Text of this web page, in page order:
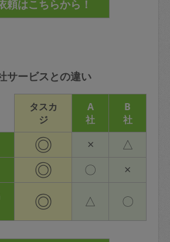
サービスとの違い
タスカ
ジ
A
社
B
社
◎ × △
◎ 〇 ×
◎ △ 〇